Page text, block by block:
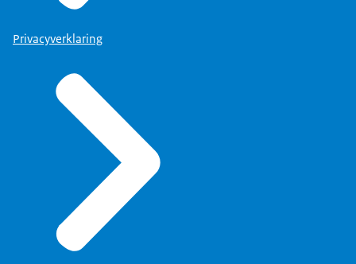
Privacyverklaring